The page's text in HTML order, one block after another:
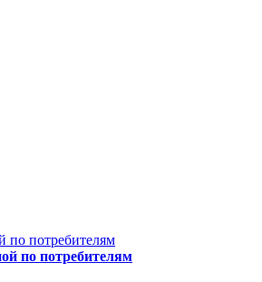
по потребителям